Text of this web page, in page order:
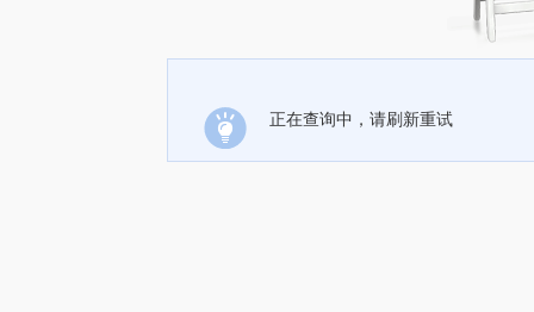
正在查询中，请刷新重试